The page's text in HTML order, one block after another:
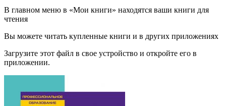
В главном меню в «Мои книги» находятся ваши книги для
чтения
Вы можете читать купленные книги и в других приложениях
Загрузите этот файл в свое устройство и откройте его в
приложении.